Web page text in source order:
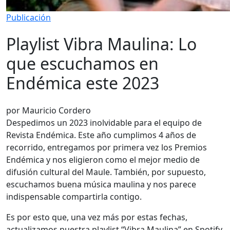
Publicación
Playlist Vibra Maulina: Lo
que escuchamos en
Endémica este 2023
por Mauricio Cordero
Despedimos un 2023 inolvidable para el equipo de
Revista Endémica. Este año cumplimos 4 años de
recorrido, entregamos por primera vez los Premios
Endémica y nos eligieron como el mejor medio de
difusión cultural del Maule. También, por supuesto,
escuchamos buena música maulina y nos parece
indispensable compartirla contigo.
Es por esto que, una vez más por estas fechas,